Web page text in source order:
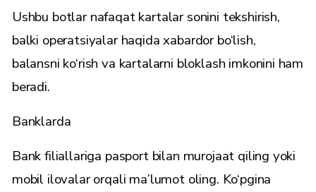
Ushbu botlar nafaqat kartalar sonini tekshirish,
balki operatsiyalar haqida xabardor bo‘lish,
balansni ko‘rish va kartalarni bloklash imkonini ham
beradi.
Banklarda
Bank filiallariga pasport bilan murojaat qiling yoki
mobil ilovalar orqali ma’lumot oling. Ko‘pgina